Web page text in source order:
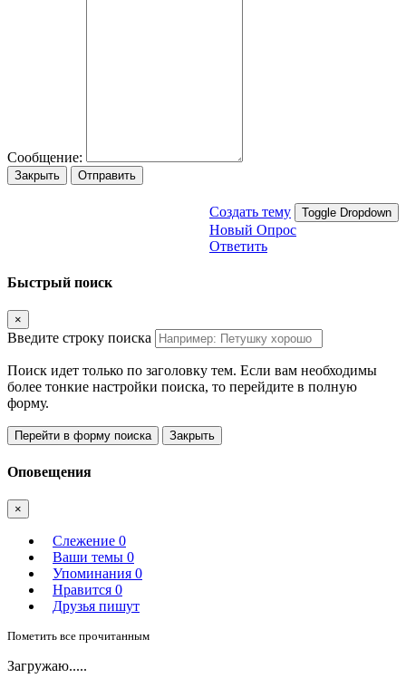
Сообщение:
Закрыть Отправить
Создать тему Toggle Dropdown
Новый Опрос
Ответить
Быстрый поиск
×
Введите строку поиска
Поиск идет только по заголовку тем. Если вам необходимы
более тонкие настройки поиска, то перейдите в полную
форму.
Перейти в форму поиска Закрыть
Оповещения
×
Слежение 0
Ваши темы 0
Упоминания 0
Нравится 0
Друзья пишут
Пометить все прочитанным
Загружаю.....